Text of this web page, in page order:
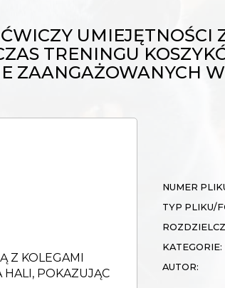
UMIEJĘTNOŚCI
TRENINGU
ZAANGAŻOWANYCH
NUMER
TYP PLIKU/
KATEGORIE:
AUTOR: